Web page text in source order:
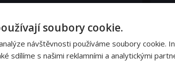
Stanbra soubory cookie.
návštěvnosti používáme soubory cookie.
sdílíme s našimi reklamními a analytickými